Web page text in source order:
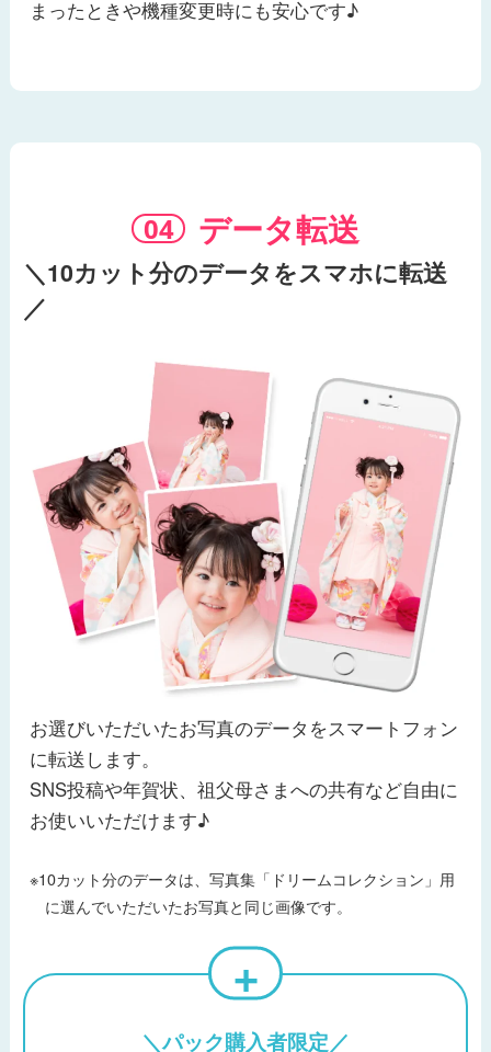
まったときや機種変更時にも安心です♪
データ転送
＼10カット分のデータをスマホに転送
／
お選びいただいたお写真のデータをスマートフォン
に転送します。
SNS投稿や年賀状、祖父母さまへの共有など自由に
お使いいただけます♪
※10カット分のデータは、写真集「ドリームコレクション」用
に選んでいただいたお写真と同じ画像です。
＼パック購入者限定／